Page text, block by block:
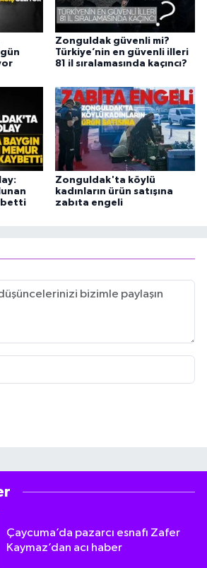
Zonguldak güvenli mi?
Türkiye’nin en güvenli illeri
81 il sıralamasında kaçıncı?
Zonguldak'ta köylü
kadınların ürün satışına
zabıta engeli
Çaycuma’da pazarcı esnafı Zafer
Kaymaz’dan acı haber